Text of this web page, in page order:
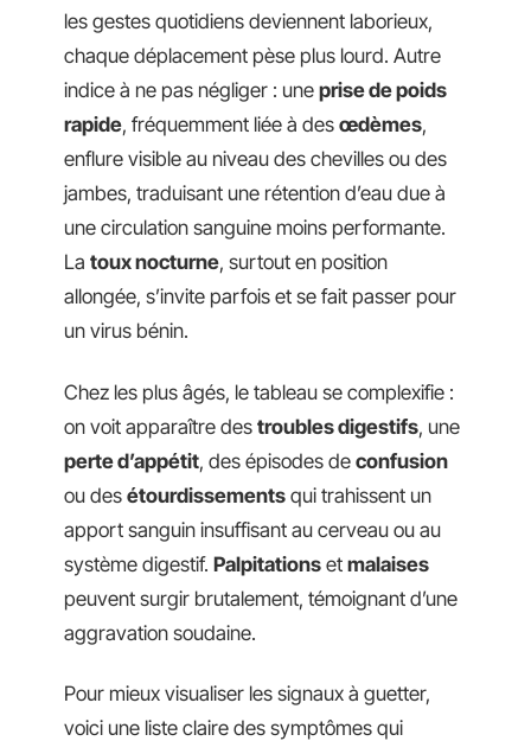
les gestes quotidiens deviennent laborieux,
chaque déplacement pèse plus lourd. Autre
indice à ne pas négliger : une prise de poids
rapide, fréquemment liée à des œdèmes,
enflure visible au niveau des chevilles ou des
jambes, traduisant une rétention d’eau due à
une circulation sanguine moins performante.
La toux nocturne, surtout en position
allongée, s’invite parfois et se fait passer pour
un virus bénin.
Chez les plus âgés, le tableau se complexifie :
on voit apparaître des troubles digestifs, une
perte d’appétit, des épisodes de confusion
ou des étourdissements qui trahissent un
apport sanguin insuffisant au cerveau ou au
système digestif. Palpitations et malaises
peuvent surgir brutalement, témoignant d’une
aggravation soudaine.
Pour mieux visualiser les signaux à guetter,
voici une liste claire des symptômes qui